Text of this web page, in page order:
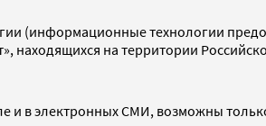
(информационные технологии
находящихся на территории
и в электронных СМИ, возможны